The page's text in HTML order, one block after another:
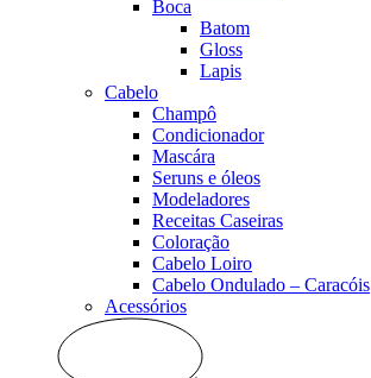
Boca
Batom
Gloss
Lapis
Cabelo
Champô
Condicionador
Mascára
Seruns e óleos
Modeladores
Receitas Caseiras
Coloração
Cabelo Loiro
Cabelo Ondulado – Caracóis
Acessórios